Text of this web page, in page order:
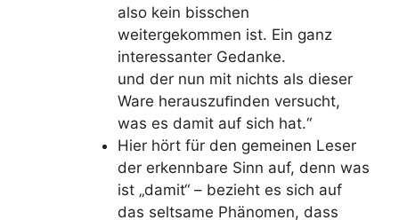
also kein bisschen
weitergekommen ist. Ein ganz
interessanter Gedanke.
und der nun mit nichts als dieser
Ware herauszuﬁnden versucht,
was es damit auf sich hat.“
Hier hört für den gemeinen Leser
der erkennbare Sinn auf, denn was
ist „damit“ – bezieht es sich auf
das seltsame Phänomen, dass